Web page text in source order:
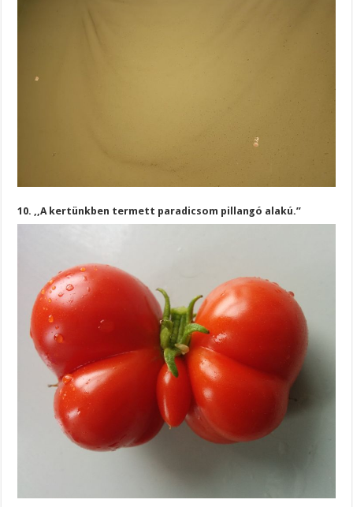
10. ,,A kertünkben termett paradicsom pillangó alakú.”